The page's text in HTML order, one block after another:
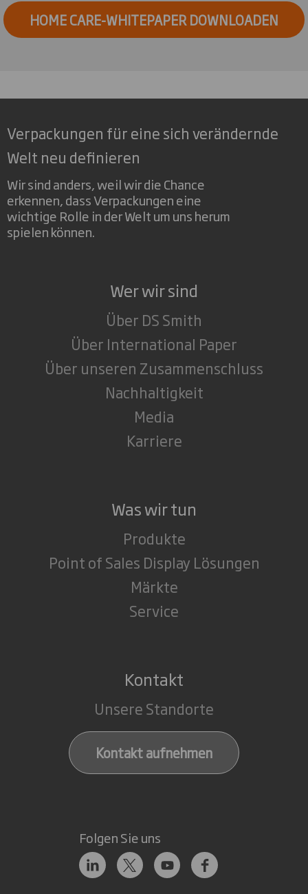
HOME CARE-WHITEPAPER DOWNLOADEN
Verpackungen für eine sich verändernde
Welt neu definieren
Wir sind anders, weil wir die Chance
erkennen, dass Verpackungen eine
wichtige Rolle in der Welt um uns herum
spielen können.
Wer wir sind
Über DS Smith
Über International Paper
Über unseren Zusammenschluss
Nachhaltigkeit
Media
Karriere
Was wir tun
Produkte
Point of Sales Display Lösungen
Märkte
Service
Kontakt
Unsere Standorte
Kontakt aufnehmen
Folgen Sie uns